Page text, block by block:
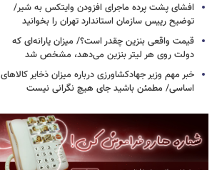
افشای پشت پرده ماجرای افزودن وایتکس به شیر/
توضیح رییس سازمان استاندارد تهران را بخوانید
قیمت واقعی بنزین چقدر است؟/ میزان یارانه‌ای که
دولت روی هر لیتر بنزین می‌دهد، مشخص شد
خبر مهم وزیر جهادکشاورزی درباره میزان ذخایر کالاهای
اساسی/ مطمئن باشید جای هیچ نگرانی نیست